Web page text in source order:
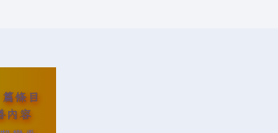
篇條目
內容